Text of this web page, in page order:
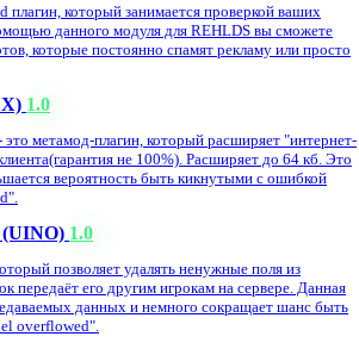
плагин, который занимается проверкой ваших
данного модуля для REHLDS вы сможете
которые постоянно спамят рекламу или просто
1.0
метамод-плагин, который расширяет "интернет-
не 100%). Расширяет до 64 кб. Это
вероятность быть кикнутыми с ошибкой
1.0
позволяет удалять ненужные поля из
передаёт его другим игрокам на сервере. Данная
данных и немного сокращает шанс быть
overflowed".